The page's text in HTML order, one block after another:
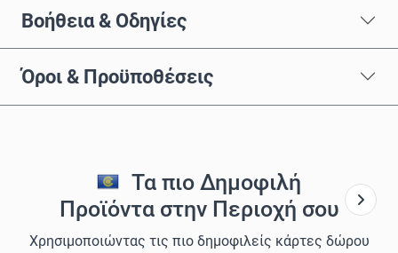
Βοήθεια & Οδηγίες
Όροι & Προϋποθέσεις
Τα πιο Δημοφιλή
Προϊόντα στην Περιοχή σου
Χρησιμοποιώντας τις πιο δημοφιλείς κάρτες δώρου